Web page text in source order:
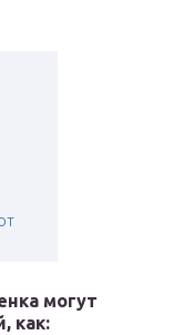
могут
как: